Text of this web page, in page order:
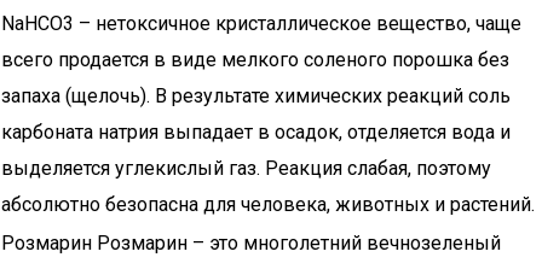
NaHCO3 – нетоксичное кристаллическое вещество, чаще
всего продается в виде мелкого соленого порошка без
запаха (щелочь). В результате химических реакций соль
карбоната натрия выпадает в осадок, отделяется вода и
выделяется углекислый газ. Реакция слабая, поэтому
абсолютно безопасна для человека, животных и растений.
Розмарин Розмарин – это многолетний вечнозеленый